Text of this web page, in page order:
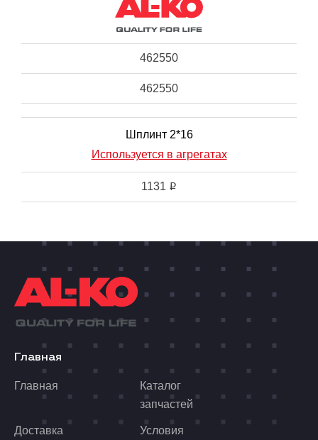
462550
462550
Шплинт 2*16
Используется в агрегатах
1131 i
Главная
Главная
Каталог
запчастей
Доставка
Условия